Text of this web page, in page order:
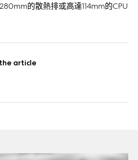
的散熱排或高達114mm的CPU
article